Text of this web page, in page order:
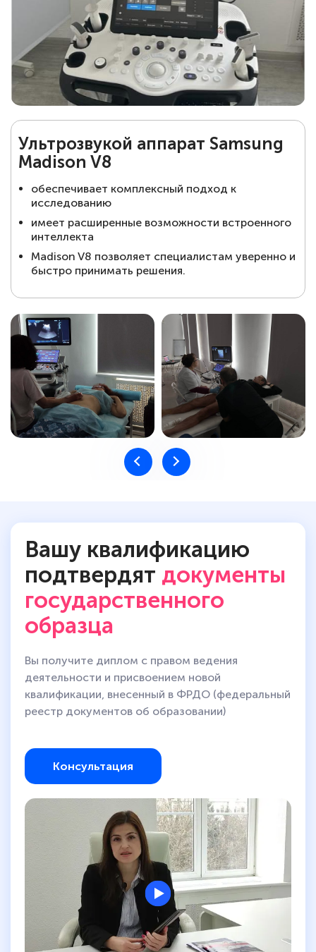
Ультрозвукой аппарат Samsung
Madison V8
обеспечивает комплексный подход к
исследованию
имеет расширенные возможности встроенного
интеллекта
Madison V8 позволяет специалистам уверенно и
быстро принимать решения.
Вашу квалификацию
подтвердят документы
государственного
образца
Вы получите диплом с правом ведения
деятельности и присвоением новой
квалификации, внесенный в ФРДО (федеральный
реестр документов об образовании)
Консультация